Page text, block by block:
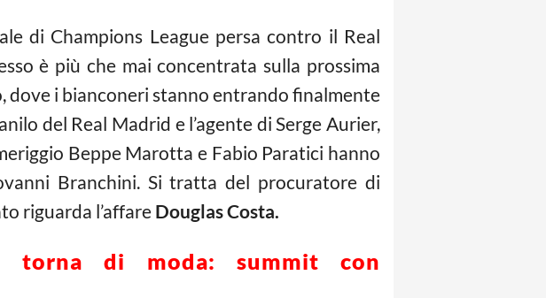
di Champions League persa contro il Real
è più che mai concentrata sulla prossima
dove i bianconeri stanno entrando finalmente
del Real Madrid e l’agente di Serge Aurier,
Beppe Marotta e Fabio Paratici hanno
Branchini. Si tratta del procuratore di
riguarda l’affare Douglas Costa.
torna di moda: summit con